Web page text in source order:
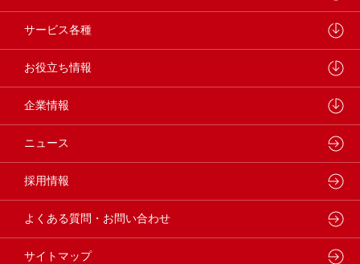
研究開発センターについて
学会・論文発表
製品・品質管理
ドッグフード
キャットフード
小動物
動物病院専用フード
フードコンシェル
サービス各種
ウェルネスナビ
しあわせマルシェ
どうぶつ病院宅配便
お役立ち情報
ペットライン 犬ノート
ペットライン 猫ノート
狂犬病予防
企業情報
会社概要・事業所
代表メッセージ
企業理念・ビジョン
ニュース
採用情報
よくある質問・お問い合わせ
サイトマップ